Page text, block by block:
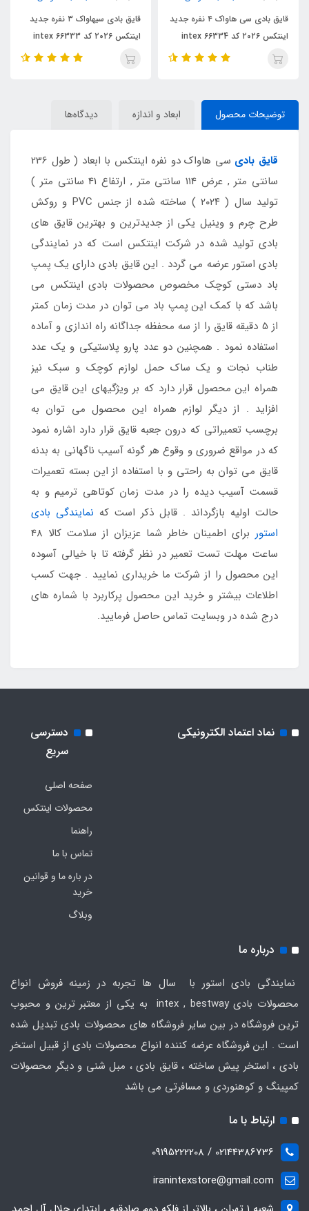
قایق بادی سیهاواک ۳ نفره جدید
اینتکس ۲۰۲۶ کد intex 66333
قایق بادی سی هاواک دو نفره
جدید اینتکس ۲۰۲۶ کد 66332
توضیحات محصول ابعاد و اندازه دیدگاه‌ها
قایق بادی
سی هاواک دو نفره اینتکس با ابعاد ( طول 236
سانتی متر , عرض 114 سانتی متر , ارتفاع 41 سانتی متر )
تولید سال ( ۲۰۲۴ ) ساخته شده از جنس PVC و روکش
طرح چرم و وینیل یکی از جدیدترین و بهترین قایق های
بادی تولید شده در شرکت اینتکس است که در نمایندگی
بادی استور عرضه می گردد . این قایق بادی دارای یک پمپ
باد دستی کوچک مخصوص محصولات بادی اینتکس می
باشد که با کمک این پمپ باد می توان در مدت زمان کمتر
از 5 دقیقه قایق را از سه محفظه جداگانه راه اندازی و آماده
استفاده نمود . همچنین دو عدد پارو پلاستیکی و یک عدد
طناب نجات و یک ساک حمل لوازم کوچک و سبک نیز
همراه این محصول قرار دارد که بر ویژگیهای این قایق می
افزاید . از دیگر لوازم همراه این محصول می توان به
برچسب تعمیراتی که درون جعبه قایق قرار دارد اشاره نمود
که در مواقع ضروری و وقوع هر گونه آسیب ناگهانی به بدنه
قایق می توان به راحتی و با استفاده از این بسته تعمیرات
قسمت آسیب دیده را در مدت زمان کوتاهی ترمیم و به
حالت اولیه بازگرداند . قابل ذکر است که نمایندگی بادی
استور
برای اطمینان خاطر شما عزیزان از سلامت کالا 48
ساعت مهلت تست تعمیر در نظر گرفته تا با خیالی آسوده
این محصول را از شرکت ما خریداری نمایید . جهت کسب
اطلاعات بیشتر و خرید این محصول پرکاربرد با شماره های
درج شده در وبسایت تماس حاصل فرمایید.
نماد اعتماد الکترونیکی
دسترسی
سریع
صفحه اصلی
محصولات اینتکس
راهنما
تماس با ما
در باره ما و قوانین
خرید
وبلاگ
درباره ما
نمایندگی بادی استور با سال ها تجربه در زمینه فروش انواع
محصولات بادی intex , bestway به یکی از معتبر ترین و محبوب
ترین فروشگاه در بین سایر فروشگاه های محصولات بادی تبدیل شده
است . این فروشگاه عرضه کننده انواع محصولات بادی از قبیل استخر
بادی ، استخر پیش ساخته ، قایق بادی ، مبل شنی و دیگر محصولات
کمپینگ و کوهنوردی و مسافرتی می باشد
ارتباط با ما
02144386736 / 09195222208
iranintexstore@gmail.com